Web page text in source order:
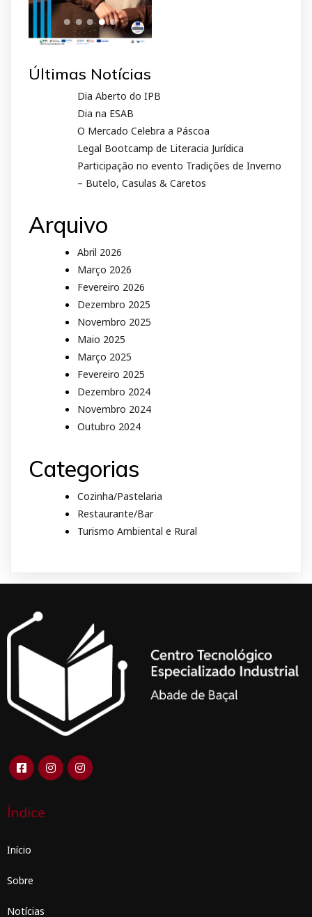
Últimas Notícias
Dia Aberto do IPB
Dia na ESAB
O Mercado Celebra a Páscoa
Legal Bootcamp de Literacia Jurídica
Participação no evento Tradições de Inverno
– Butelo, Casulas & Caretos
Arquivo
Abril 2026
Março 2026
Fevereiro 2026
Dezembro 2025
Novembro 2025
Maio 2025
Março 2025
Fevereiro 2025
Dezembro 2024
Novembro 2024
Outubro 2024
Categorias
Cozinha/Pastelaria
Restaurante/Bar
Turismo Ambiental e Rural
Índice
Início
Sobre
Notícias